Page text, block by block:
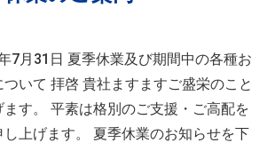
7月31日 夏季休業及び期間中の各種お
いて 拝啓 貴社ますますご盛栄のこと
す。 平素は格別のご支援・ご高配を
上げます。 夏季休業のお知らせを下